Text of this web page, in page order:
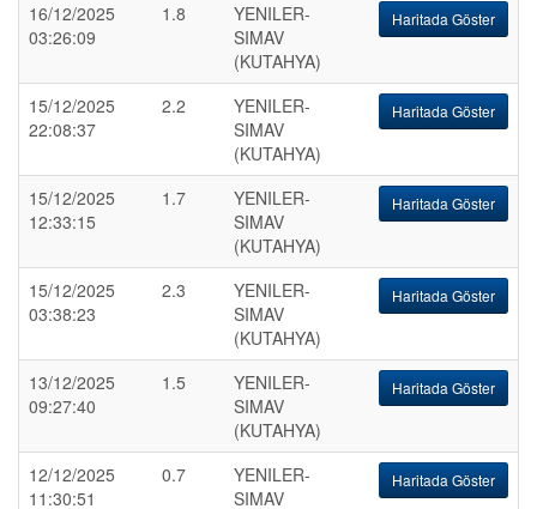
16/12/2025
03:26:09
1.8
YENILER-
SIMAV
(KUTAHYA)
Haritada Göster
15/12/2025
22:08:37
2.2
YENILER-
SIMAV
(KUTAHYA)
Haritada Göster
15/12/2025
12:33:15
1.7
YENILER-
SIMAV
(KUTAHYA)
Haritada Göster
15/12/2025
03:38:23
2.3
YENILER-
SIMAV
(KUTAHYA)
Haritada Göster
13/12/2025
09:27:40
1.5
YENILER-
SIMAV
(KUTAHYA)
Haritada Göster
12/12/2025
11:30:51
0.7
YENILER-
SIMAV
Haritada Göster